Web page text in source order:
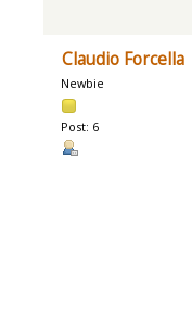
Claudio Forcella
Newbie
Post: 6